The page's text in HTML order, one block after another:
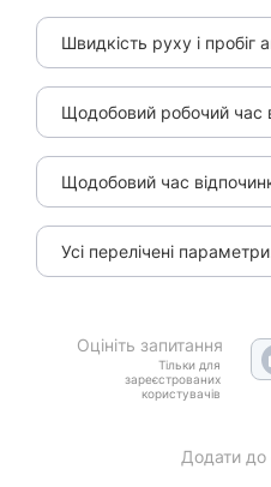
Швидкість руху і пробіг
Щодобовий робочий час
Щодобовий час
Усі перелічені
Оцініть запитання
Тільки для
зареєстрованих
користувачів
Додати до